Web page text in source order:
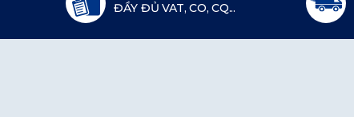
ĐẦY ĐỦ VAT, CO, CQ...